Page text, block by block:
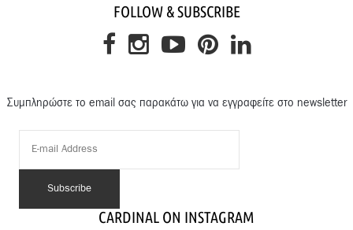
FOLLOW & SUBSCRIBE
Συμπληρώστε το email σας παρακάτω για να εγγραφείτε στο newsletter
CARDINAL ON INSTAGRAM